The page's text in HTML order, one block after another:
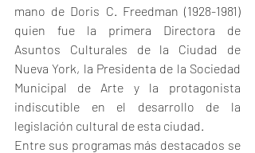
mano de Doris C. Freedman (1928-1981)
quien fue la primera Directora de
Asuntos Culturales de la Ciudad de
Nueva York, la Presidenta de la Sociedad
Municipal de Arte y la protagonista
indiscutible en el desarrollo de la
legislación cultural de esta ciudad.
Entre sus programas más destacados se